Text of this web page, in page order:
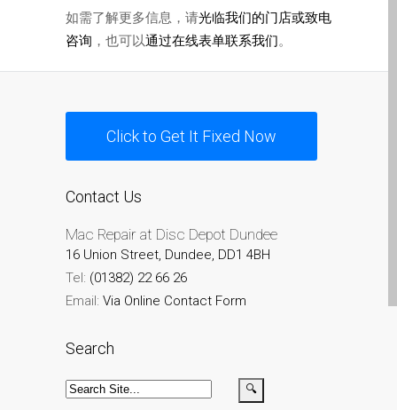
Reparatur von Apple
MacBook-Displays mit
Warum vertrauen Mac-
Reparatur mit Ihrem
Reparaturen hier in
Dundee
Acérrimos fans de Apple
Reparación
Batería de repuesto para
如需了解更多信息，请光临我们的门店或致电
咨询 ，也可以通过在线表单联系我们。
Click to Get It Fixed Now
Contact Us
Mac Repair at Disc Depot Dundee
16 Union Street, Dundee, DD1 4BH
Tel: (01382) 22 66 26
Email: Via Online Contact Form
Search